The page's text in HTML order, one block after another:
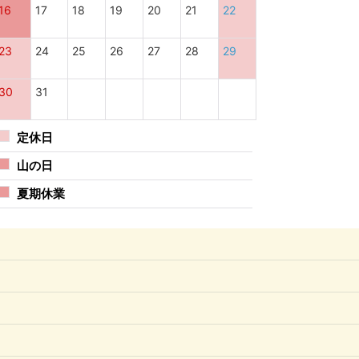
17 18 19 20 21 22
24 25 26 27 28 29
31
定休日
山の日
夏期休業